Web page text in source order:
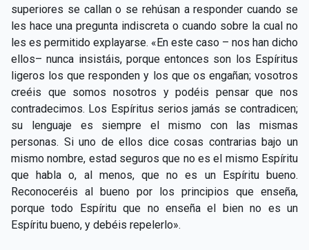
superiores se callan o se rehúsan a responder cuando se
les hace una pregunta indiscreta o cuando sobre la cual no
les es permitido explayarse. «En este caso – nos han dicho
ellos– nunca insistáis, porque entonces son los Espíritus
ligeros los que responden y los que os engañan; vosotros
creéis que somos nosotros y podéis pensar que nos
contradecimos. Los Espíritus serios jamás se contradicen;
su lenguaje es siempre el mismo con las mismas
personas. Si uno de ellos dice cosas contrarias bajo un
mismo nombre, estad seguros que no es el mismo Espíritu
que habla o, al menos, que no es un Espíritu bueno.
Reconoceréis al bueno por los principios que enseña,
porque todo Espíritu que no enseña el bien no es un
Espíritu bueno, y debéis repelerlo».